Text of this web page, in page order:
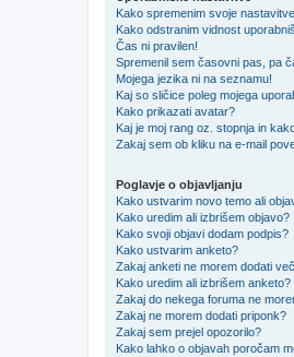
Kako spremenim svoje
Kako odstranim vidnost
Čas ni pravilen!
Spremenil sem časovni pas, pa
Mojega jezika ni na seznamu!
Kaj so sličice poleg mojega
Kako prikazati avatar?
Kaj je moj rang oz. stopnja in
Zakaj sem ob kliku na e-mail
Poglavje o objavljanju
Kako ustvarim novo temo ali
Kako uredim ali izbrišem objavo?
Kako svoji objavi dodam podpis?
Kako ustvarim anketo?
Zakaj anketi ne morem dodati
Kako uredim ali izbrišem anketo?
Zakaj do nekega foruma ne
Zakaj ne morem dodati priponk?
Zakaj sem prejel opozorilo?
Kako lahko o objavah poročam